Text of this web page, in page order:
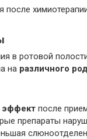
после
в ротовой
на различного
после
препараты